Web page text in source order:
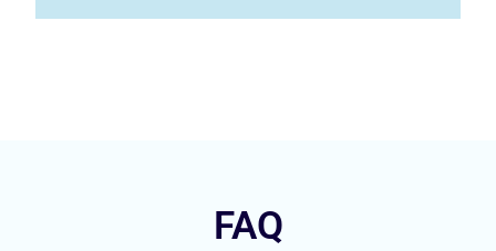
FAQ